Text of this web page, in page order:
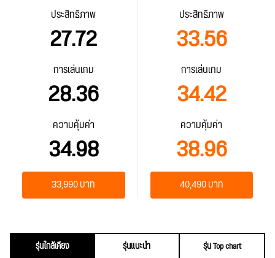
ประสิทธิภาพ
27.72
การเล่นเกม
28.36
ความคุ้มค่า
34.98
ประสิทธิภาพ
33.56
การเล่นเกม
34.42
ความคุ้มค่า
38.96
33,990 บาท 40,490 บาท
รุ่นใกล้เคียง รุ่นแนะนำ
รุ่น Top chart